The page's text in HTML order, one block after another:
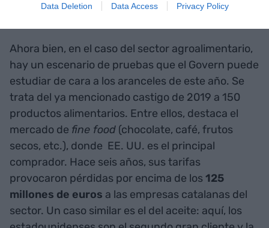
Data Deletion Data Access Privacy Policy
mundo.
Ahora bien, en el caso del sector agroalimentario,
hay un escenario de pruebas que el Govern puede
estudiar de cara a los aranceles de este año. Se
trata del ya mencionado castigo de 2019 a 150
productos alimentarios. Entre ellos, destaca el
mercado de fine food (chocolate, café, frutos
secos, etc.), donde EE. UU. es el principal
comprador. Hace seis años, sus tarifas
provocaron pérdidas por encima de los125
millones de euros a las empresas catalanas del
sector. Un caso similar es el del aceite: aquí, los